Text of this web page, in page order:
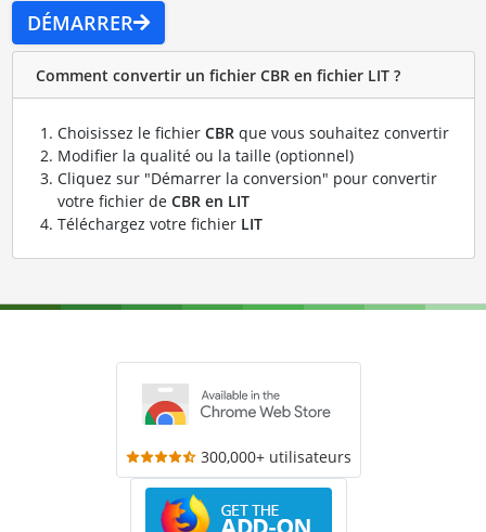
DÉMARRER
Comment convertir un fichier CBR en fichier LIT ?
Choisissez le fichier CBRque vous souhaitez convertir
Modifier la qualité ou la taille (optionnel)
Cliquez sur "Démarrer la conversion" pour convertir
votre fichier de CBR en LIT
Téléchargez votre fichier LIT
300,000+ utilisateurs